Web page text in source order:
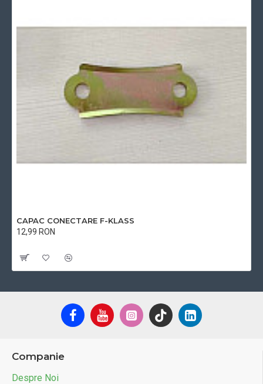
CAPAC CONECTARE F-KLASS
12,99 RON
Companie
Despre Noi